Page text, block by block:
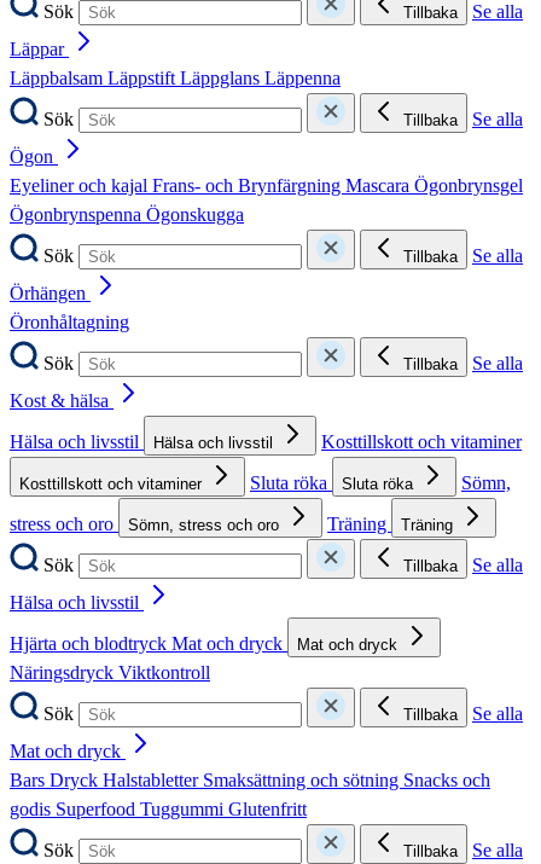
Sök
Tillbaka
Se alla
Läppar
Läppbalsam LäppstiftLäppglans Läppenna
Sök
Tillbaka
Se alla
Ögon
Eyeliner och kajal Frans- och Brynfärgning Mascara Ögonbrynsgel
Ögonbrynspenna Ögonskugga
Sök
Tillbaka
Se alla
Örhängen
Öronhåltagning
Sök
Tillbaka
Se alla
Kost & hälsa
Hälsa och livsstil
Hälsa och livsstil Kosttillskott och vitaminer
Kosttillskott och vitaminer Sluta röka Sluta röka
Sömn,
stress och oro
Sömn, stress och oro Träning Träning
Sök Tillbaka
Se alla
Hälsa och livsstil
Hjärta och blodtryck Mat och dryck Mat och dryck
Näringsdryck Viktkontroll
Sök
Tillbaka
Se alla
Mat och dryck
Bars Dryck Halstabletter Smaksättning och sötning Snacks och
godis Superfood Tuggummi Glutenfritt
Sök
Tillbaka
Se alla